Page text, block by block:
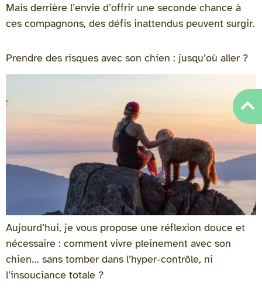
Mais derrière l’envie d’offrir une seconde chance à
ces compagnons, des défis inattendus peuvent surgir.
Prendre des risques avec son chien : jusqu’où aller ?
Aujourd’hui, je vous propose une réflexion douce et
nécessaire : comment vivre pleinement avec son
chien… sans tomber dans l’hyper-contrôle, ni
l’insouciance totale ?